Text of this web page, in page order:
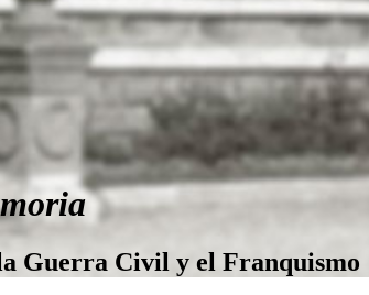
Guerra Civil y el Franquismo